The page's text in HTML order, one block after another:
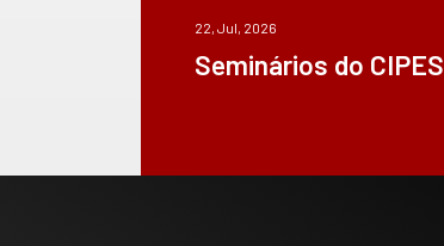
22, Jul, 2026
Seminários do CIPES